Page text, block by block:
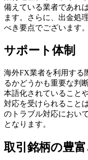
備えている業者であれ
ます。さらに、出金処
べき要点でございます。
サポート体制
海外FX業者を利用する
るかどうかも重要な判
本語化されていること
対応を受けられること
のトラブル対応におい
となります。
取引銘柄の豊富